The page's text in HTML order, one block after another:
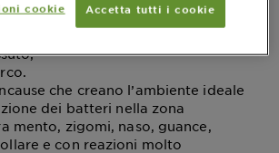
scaturiscono da un mix di fattori:
che creano l’ambiente ideale
dei batteri nella zona
mento, zigomi, naso, guance,
e con reazioni molto
cookie Accetta tutti i cookie